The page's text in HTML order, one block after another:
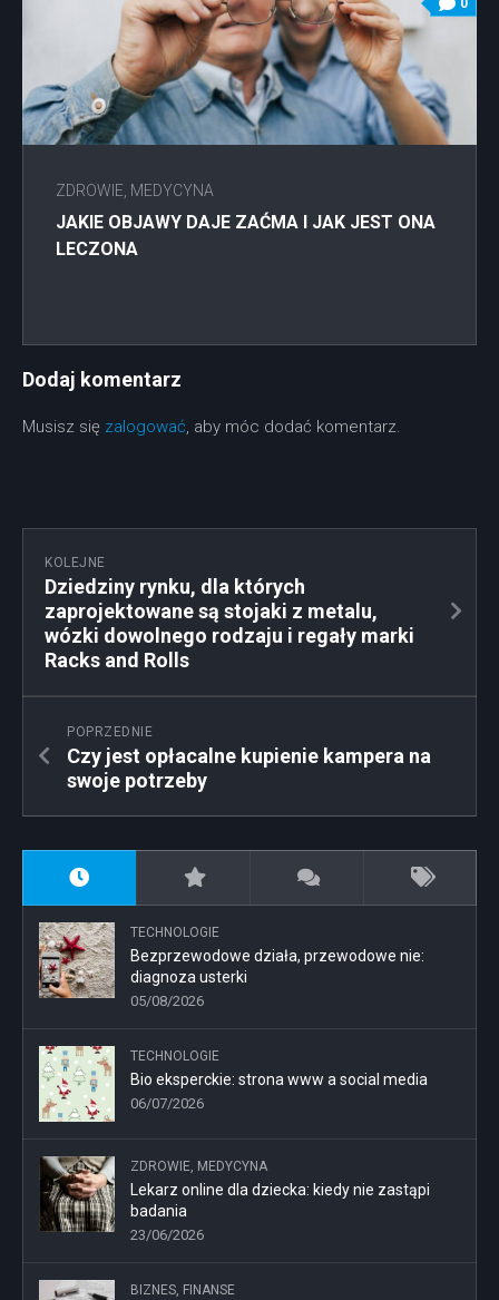
0
ZDROWIE, MEDYCYNA
JAKIE OBJAWY DAJE ZAĆMA I JAK JEST ONA
LECZONA
Dodaj komentarz
Musisz się zalogować, aby móc dodać komentarz.
KOLEJNE
Dziedziny rynku, dla których
zaprojektowane są stojaki z metalu,
wózki dowolnego rodzaju i regały marki
Racks and Rolls
POPRZEDNIE
Czy jest opłacalne kupienie kampera na
swoje potrzeby
TECHNOLOGIE
Bezprzewodowe działa, przewodowe nie:
diagnoza usterki
05/08/2026
TECHNOLOGIE
Bio eksperckie: strona www a social media
06/07/2026
ZDROWIE, MEDYCYNA
Lekarz online dla dziecka: kiedy nie zastąpi
badania
23/06/2026
BIZNES, FINANSE